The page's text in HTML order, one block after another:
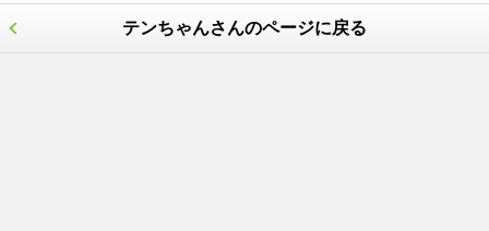
テンちゃんさんのページに戻る